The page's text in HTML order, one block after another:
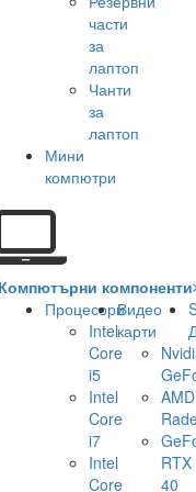
части
за
лаптоп
Чанти
за
лаптоп
Мини
компютри
компоненти
Процесори
Intel
Core
i5
Intel
Core
i7
Intel
Core
Видео
карти
AMD
RTX
40